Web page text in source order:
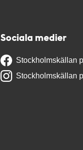
Sociala medier
Stockholmskällan
Stockholmskällan